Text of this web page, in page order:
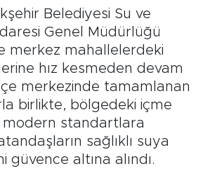
Belediyesi Su ve
Genel Müdürlüğü
merkez mahallelerdeki
hız kesmeden devam
merkezinde tamamlanan
birlikte, bölgedeki içme
modern standartlara
sağlıklı suya
güvence altına alındı.
Haberleri